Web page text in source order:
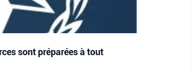
sont préparées à tout